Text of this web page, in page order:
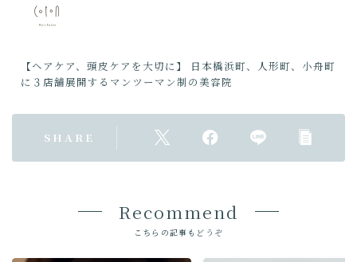
【ヘアケア、頭皮ケアを大切に】 日本橋浜町、人形町、小舟町
に３店舗展開するマンツーマン制の美容院
SHARE
Recommend
こちらの記事もどうぞ